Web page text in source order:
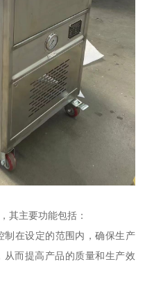
其主要功能包括：
制在设定的范围内，确保生产
而提高产品的质量和生产效